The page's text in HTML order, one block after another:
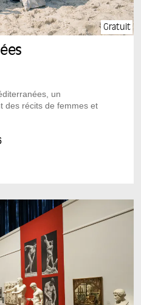
Gratuit
un
des récits de femmes et
2026 et en
», Mohamed El
d’un nouveau
film, installation et chœur
rencontre de mères
une polyphonie
– des mères
peu la voix. En